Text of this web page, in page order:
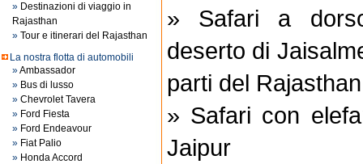
» Destinazioni di viaggio in
Rajasthan
» Tour e itinerari del Rajasthan
La nostra flotta di automobili
»Ambassador
» Bus di lusso
» Chevrolet Tavera
» Ford Fiesta
» Ford Endeavour
» Fiat Palio
» Honda Accord
» Safari a
deserto di
parti del Rajasthan
» Safari con
Jaipur